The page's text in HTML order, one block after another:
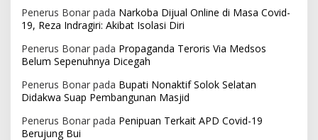
Penerus Bonar pada Narkoba Dijual Online di Masa Covid-
19, Reza Indragiri: Akibat Isolasi Diri
Penerus Bonar pada Propaganda Teroris Via Medsos
Belum Sepenuhnya Dicegah
Penerus Bonar pada Bupati Nonaktif Solok Selatan
Didakwa Suap Pembangunan Masjid
Penerus Bonar pada Penipuan Terkait APD Covid-19
Berujung Bui